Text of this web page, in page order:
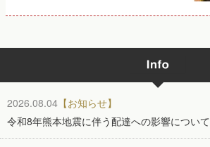
2026.08.04 【お知らせ】
令和8年熊本地震に伴う配達への影響について